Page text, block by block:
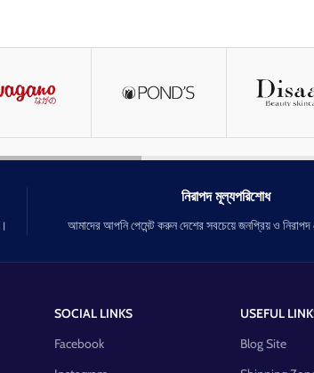
নিরাপদ মূল্যপরিশোধ
আমাদের আপনি পেমেন্ট করুন দেশের সবচেয়ে জনপ্রিয় ও নিরাপদ
SOCIAL LINKS
Facebook
USEFUL
Blog Site